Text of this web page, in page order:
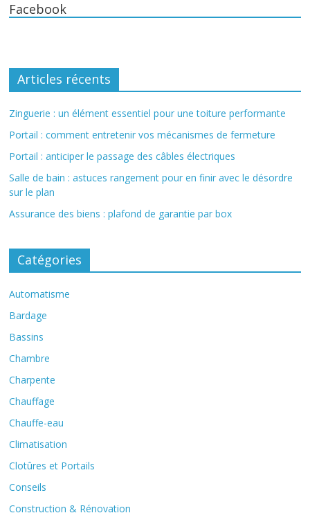
Facebook
Articles récents
Zinguerie : un élément essentiel pour une toiture performante
Portail : comment entretenir vos mécanismes de fermeture
Portail : anticiper le passage des câbles électriques
Salle de bain : astuces rangement pour en finir avec le désordre
sur le plan
Assurance des biens : plafond de garantie par box
Catégories
Automatisme
Bardage
Bassins
Chambre
Charpente
Chauffage
Chauffe-eau
Climatisation
Clotûres et Portails
Conseils
Construction & Rénovation